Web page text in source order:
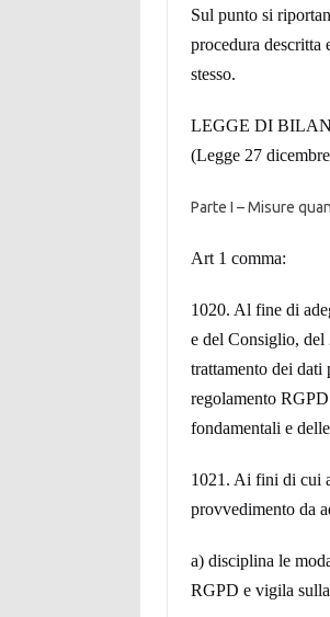
Sul punto si
procedura descritta
stesso.
LEGGE DI
(Legge 27
Parte I – Misure
Art 1 comma:
1020. Al fine di
e del Consiglio, del
trattamento dei dati
regolamento
fondamentali e
1021. Ai fini di cui
provvedimento da
a) disciplina le
RGPD e vigila